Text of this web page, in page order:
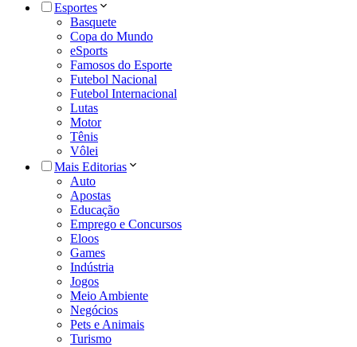
Esportes
Basquete
Copa do Mundo
eSports
Famosos do Esporte
Futebol Nacional
Futebol Internacional
Lutas
Motor
Tênis
Vôlei
Mais Editorias
Auto
Apostas
Educação
Emprego e Concursos
Eloos
Games
Indústria
Jogos
Meio Ambiente
Negócios
Pets e Animais
Turismo